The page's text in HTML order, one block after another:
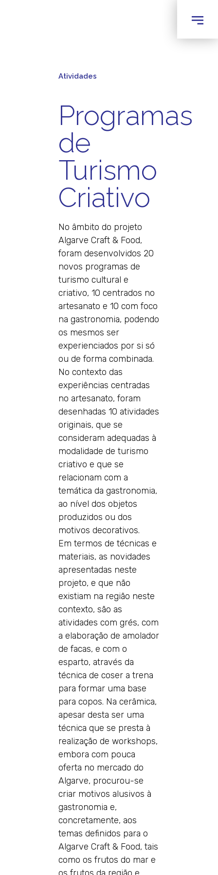
Atividades
Programas
de
Turismo
Criativo
No âmbito do projeto
Algarve Craft & Food,
foram desenvolvidos 20
novos programas de
turismo cultural e
criativo, 10 centrados no
artesanato e 10 com foco
na gastronomia, podendo
os mesmos ser
experienciados por si só
ou de forma combinada.
No contexto das
experiências centradas
no artesanato, foram
desenhadas 10 atividades
originais, que se
consideram adequadas à
modalidade de turismo
criativo e que se
relacionam com a
temática da gastronomia,
ao nível dos objetos
produzidos ou dos
motivos decorativos.
Em termos de técnicas e
materiais, as novidades
apresentadas neste
projeto, e que não
existiam na região neste
contexto, são as
atividades com grés, com
a elaboração de amolador
de facas, e com o
esparto, através da
técnica de coser a trena
para formar uma base
para copos. Na cerâmica,
apesar desta ser uma
técnica que se presta à
realização de workshops,
embora com pouca
oferta no mercado do
Algarve, procurou-se
criar motivos alusivos à
gastronomia e,
concretamente, aos
temas definidos para o
Algarve Craft & Food, tais
como os frutos do mar e